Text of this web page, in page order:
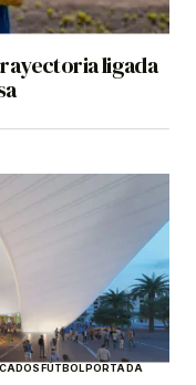
ligada
FÚTBOLPORTADA